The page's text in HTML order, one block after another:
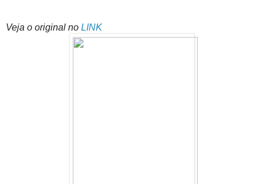
Veja o original no LINK